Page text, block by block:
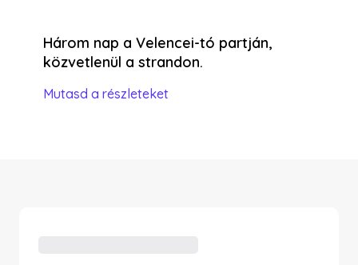
Három nap a Velencei-tó partján,
közvetlenül a strandon.
Mutasd a részleteket